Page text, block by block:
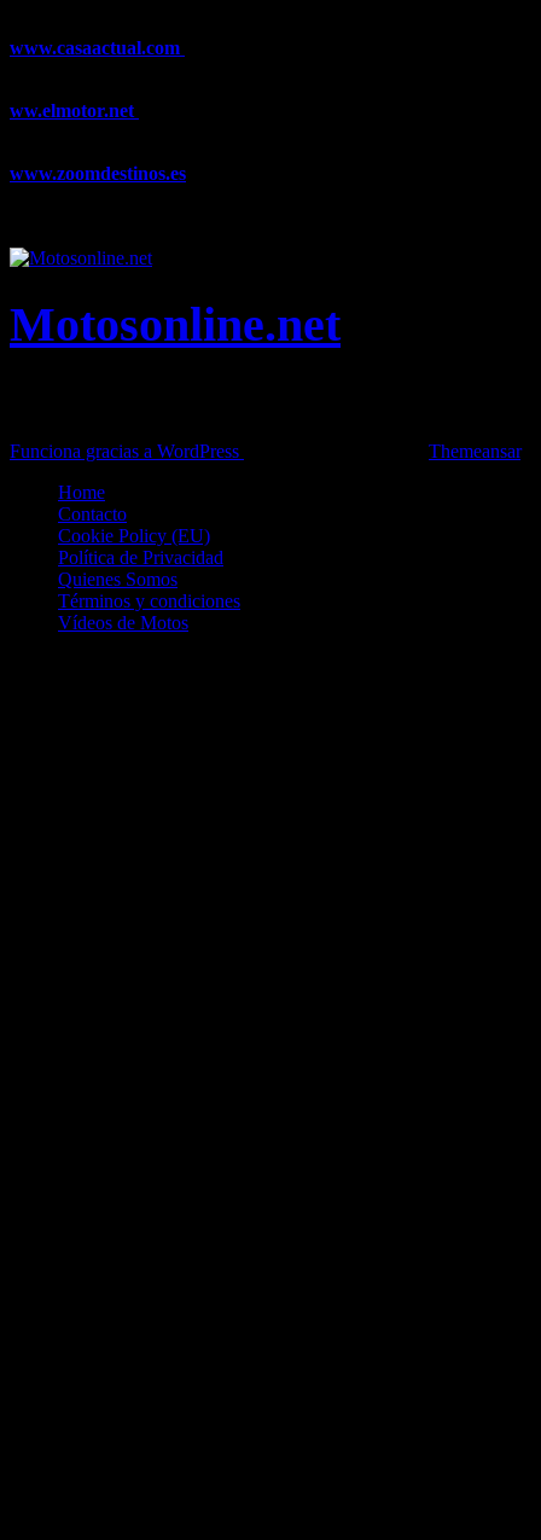
www.casaactual.com
ww.elmotor.net
www.zoomdestinos.es
Motosonline.net
Funciona gracias a WordPress
Themeansar.
Home
Contacto
Cookie Policy (EU)
Política de Privacidad
Quienes Somos
Términos y condiciones
Vídeos de Motos